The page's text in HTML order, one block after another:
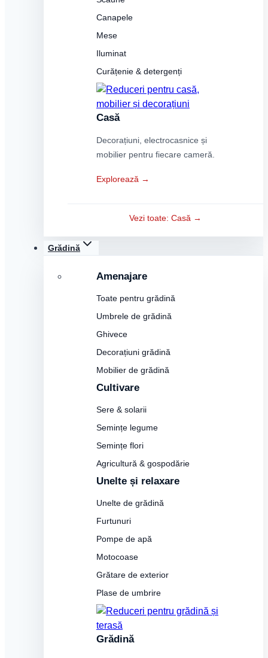
Canapele
Mese
Iluminat
Curățenie & detergenți
Casă
Decorațiuni, electrocasnice și
mobilier pentru fiecare cameră.
Explorează →
Vezi toate: Casă →
Grădină
Amenajare
Toate pentru grădină
Umbrele de grădină
Ghivece
Decorațiuni grădină
Mobilier de grădină
Cultivare
Sere & solarii
Semințe legume
Semințe flori
Agricultură & gospodărie
Unelte și relaxare
Unelte de grădină
Furtunuri
Pompe de apă
Motocoase
Grătare de exterior
Plase de umbrire
Grădină